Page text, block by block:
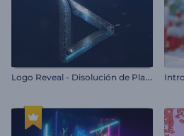
L
ogo Reveal - Disolución de Plata